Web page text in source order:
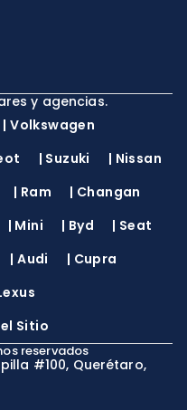
y agencias.
|Volkswagen
| Suzuki | Nissan
| Ram | Changan
| Mini | Byd | Seat
|Audi | Cupra
Sitio
reservados
#100, Querétaro,